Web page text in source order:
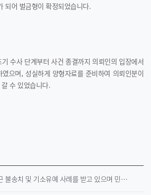
되어 벌금형이 확정되었습니다.
수사 단계부터 사건 종결까지 의뢰인의 입장에서
으며, 성실하게 양형자료를 준비하여 의뢰인분이
수 있었습니다.
》최근 불송치 및 기소유예 사례를 받고 있으며 민사소송에서도 전부 승소를 받은 사례가 있습니다. [ 미성년자성매매, 건조물침입, 성폭법 등 ]